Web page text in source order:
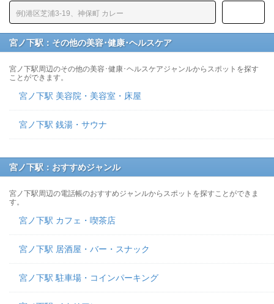
宮ノ下駅：その他の美容･健康･ヘルスケア
宮ノ下駅周辺のその他の美容･健康･ヘルスケアジャンルからスポットを探す
ことができます。
宮ノ下駅 美容院・美容室・床屋
宮ノ下駅 銭湯・サウナ
宮ノ下駅：おすすめジャンル
宮ノ下駅周辺の電話帳のおすすめジャンルからスポットを探すことができま
す。
宮ノ下駅 カフェ・喫茶店
宮ノ下駅 居酒屋・バー・スナック
宮ノ下駅 駐車場・コインパーキング